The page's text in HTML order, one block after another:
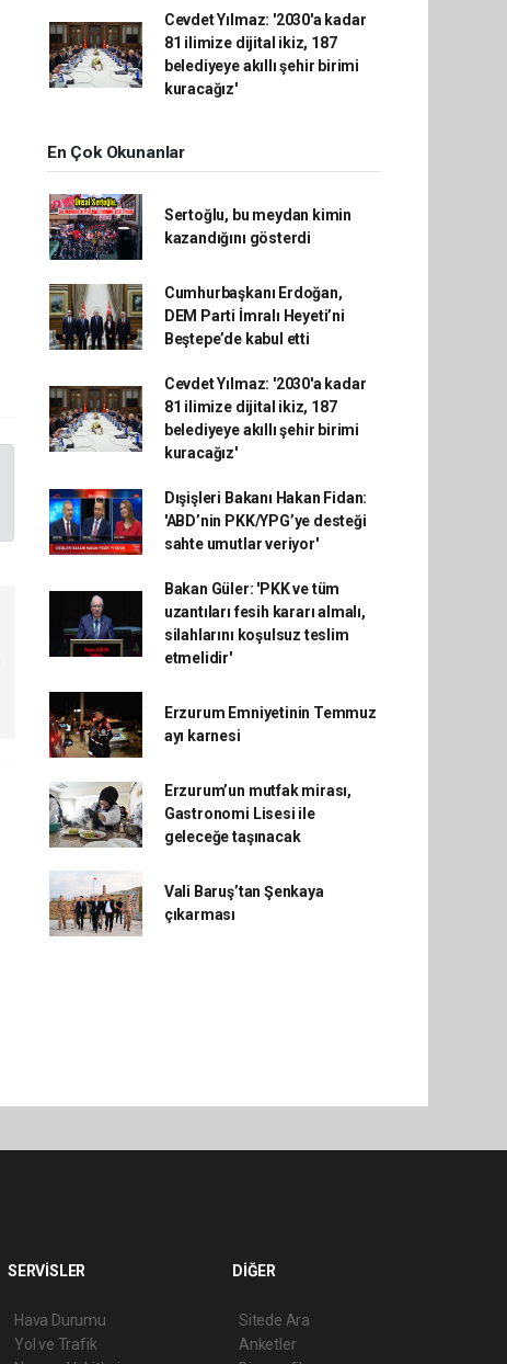
Cevdet Yılmaz: '2030'a kadar
81 ilimize dijital ikiz, 187
belediyeye akıllı şehir birimi
kuracağız'
En Çok Okunanlar
Sertoğlu, bu meydan kimin
kazandığını gösterdi
Cumhurbaşkanı Erdoğan,
DEM Parti İmralı Heyeti’ni
Beştepe’de kabul etti
Cevdet Yılmaz: '2030'a kadar
81 ilimize dijital ikiz, 187
belediyeye akıllı şehir birimi
kuracağız'
Dışişleri Bakanı Hakan Fidan:
'ABD’nin PKK/YPG’ye desteği
sahte umutlar veriyor'
Bakan Güler: 'PKK ve tüm
uzantıları fesih kararı almalı,
silahlarını koşulsuz teslim
etmelidir'
Erzurum Emniyetinin Temmuz
ayı karnesi
Erzurum’un mutfak mirası,
Gastronomi Lisesi ile
geleceğe taşınacak
Vali Baruş’tan Şenkaya
çıkarması
SERVİSLER
Hava Durumu
Yol ve Trafik
DİĞER
Sitede Ara
Anketler